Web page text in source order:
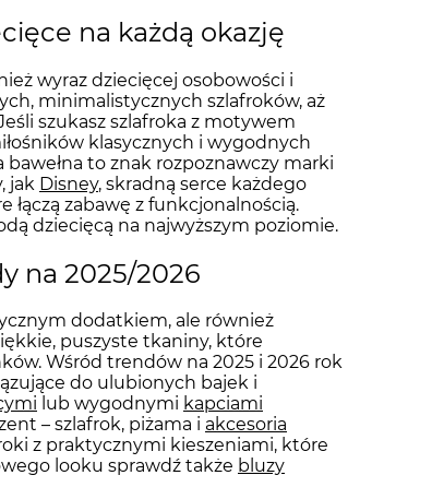
na każdą okazję
wyraz dziecięcej osobowości i
minimalistycznych szlafroków, aż
szukasz szlafroka z motywem
klasycznych i wygodnych
to znak rozpoznawczy marki
jak Disney, skradną serce każdego
zabawę z funkcjonalnością.
dziecięcą na najwyższym poziomie.
na 2025/2026
dodatkiem, ale również
puszyste tkaniny, które
Wśród trendów na 2025 i 2026 rok
do ulubionych bajek i
lub wygodnymi kapciami
– szlafrok, piżama i akcesoria
z praktycznymi kieszeniami, które
looku sprawdź także bluzy